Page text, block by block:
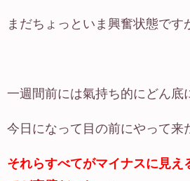
まだちょっといま興奮状態です
一週間前には氣持ち的にどん底
今日になって目の前にやって来
それらすべてがマイナスに見え